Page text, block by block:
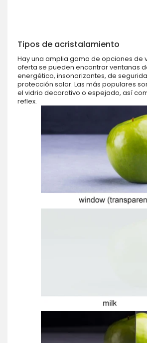
Tipos de acristalamiento
Hay una amplia gama de opciones de
oferta se pueden encontrar ventanas
energético, insonorizantes, de
protección solar. Las más populares
el vidrio decorativo o espejado, así
reflex.